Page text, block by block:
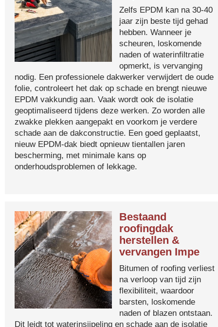
Zelfs EPDM kan na 30-40
jaar zijn beste tijd gehad
hebben. Wanneer je
scheuren, loskomende
naden of waterinfiltratie
opmerkt, is vervanging
nodig. Een professionele dakwerker verwijdert de oude
folie, controleert het dak op schade en brengt nieuwe
EPDM vakkundig aan. Vaak wordt ook de isolatie
geoptimaliseerd tijdens deze werken. Zo worden alle
zwakke plekken aangepakt en voorkom je verdere
schade aan de dakconstructie. Een goed geplaatst,
nieuw EPDM-dak biedt opnieuw tientallen jaren
bescherming, met minimale kans op
onderhoudsproblemen of lekkage.
Bestaand
roofingdak
herstellen &
vervangen Impe
Bitumen of roofing verliest
na verloop van tijd zijn
flexibiliteit, waardoor
barsten, loskomende
naden of blazen ontstaan.
Dit leidt tot waterinsijpeling en schade aan de isolatie